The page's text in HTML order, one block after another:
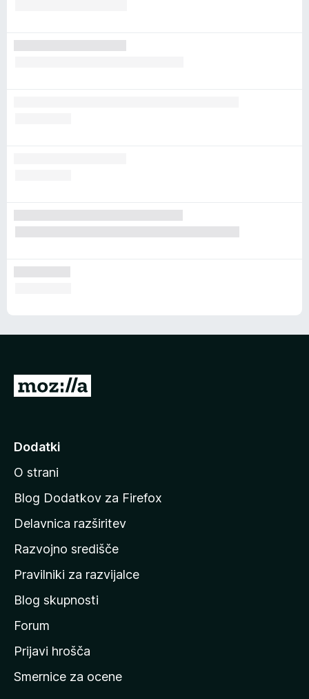
P
d
n
a
o
m
a
o
s
t
a
Dodatki
O strani
Blog Dodatkov za Firefox
Delavnica razširitev
Razvojno središče
Pravilniki za razvijalce
Blog skupnosti
Forum
Prijavi hrošča
Smernice za ocene